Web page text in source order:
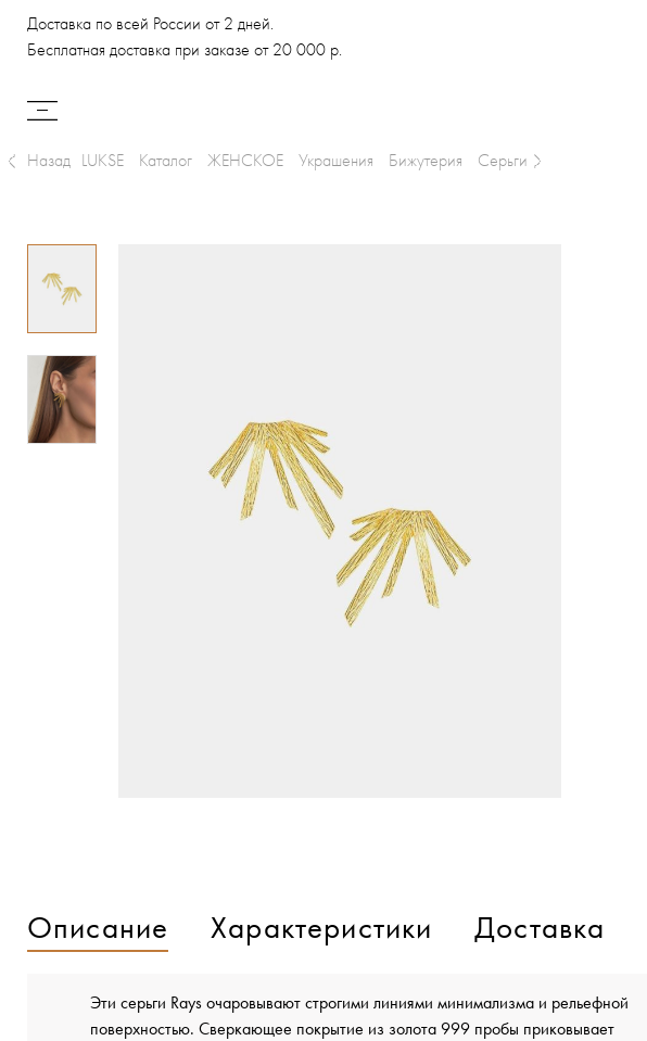
Доставка по всей России от 2 дней.
Бесплатная доставка при заказе от 20 000 р.
Назад LUKSE Каталог ЖЕНСКОЕ Украшения Бижутерия Серьги
Описание Характеристики Доставка
Эти серьги Rays очаровывают строгими линиями минимализма и рельефной
поверхностью. Сверкающее покрытие из золота 999 пробы приковывает